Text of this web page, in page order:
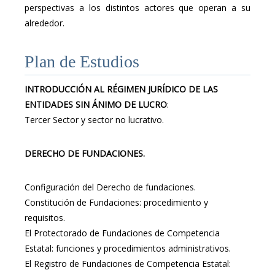
perspectivas a los distintos actores que operan a su
alrededor.
Plan de Estudios
INTRODUCCIÓN AL RÉGIMEN JURÍDICO DE LAS
ENTIDADES SIN ÁNIMO DE LUCRO:
Tercer Sector y sector no lucrativo.
DERECHO DE FUNDACIONES.
Configuración del Derecho de fundaciones.
Constitución de Fundaciones: procedimiento y
requisitos.
El Protectorado de Fundaciones de Competencia
Estatal: funciones y procedimientos administrativos.
El Registro de Fundaciones de Competencia Estatal: